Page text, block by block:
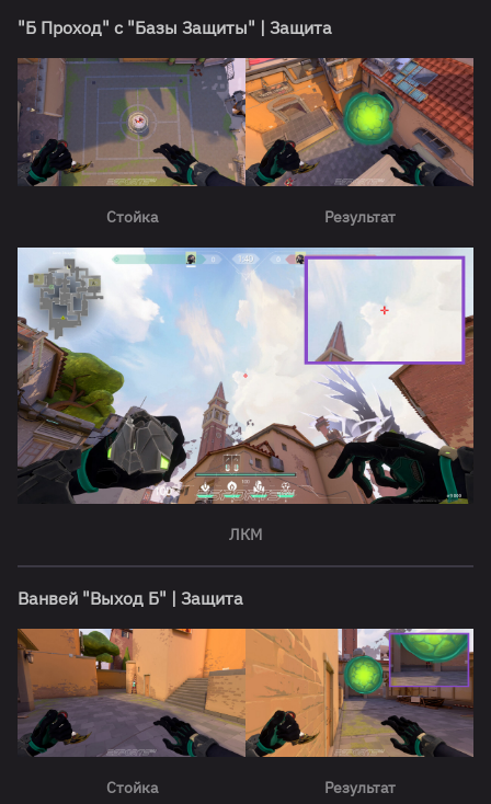
"Б Проход" с "Базы Защиты" | Защита
Стойка Результат
ЛКМ
Ванвей "Выход Б" | Защита
Стойка Результат